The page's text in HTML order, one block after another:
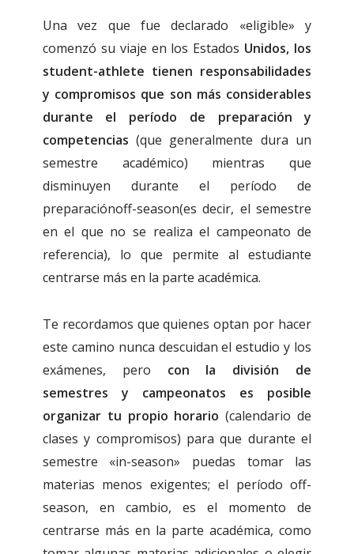
Una vez que fue declarado «eligible» y
comenzó su viaje en los Estados Unidos, los
student-athlete tienen responsabilidades
y compromisos que son más considerables
durante el período de preparación y
competencias (que generalmente dura un
semestre académico) mientras que
disminuyen durante el período de
preparaciónoff-season(es decir, el semestre
en el que no se realiza el campeonato de
referencia), lo que permite al estudiante
centrarse más en la parte académica.
Te recordamos que quienes optan por hacer
este camino nunca descuidan el estudio y los
exámenes, pero con la división de
semestres y campeonatos es posible
organizar tu propio horario (calendario de
clases y compromisos) para que durante el
semestre «in-season» puedas tomar las
materias menos exigentes; el período off-
season, en cambio, es el momento de
centrarse más en la parte académica, como